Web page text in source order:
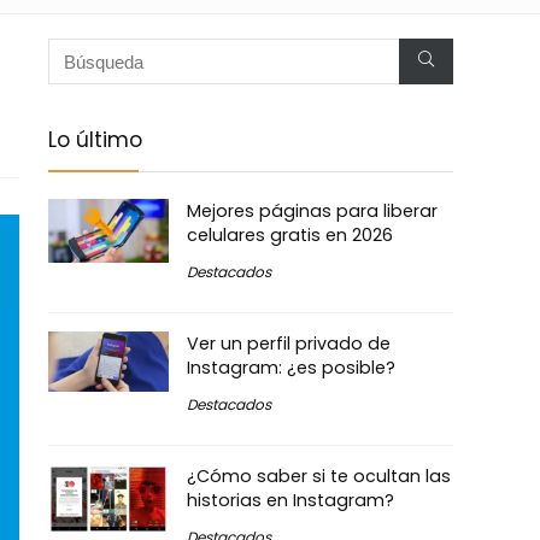
Lo último
Mejores páginas para liberar
celulares gratis en 2026
Destacados
Ver un perfil privado de
Instagram: ¿es posible?
Destacados
¿Cómo saber si te ocultan las
historias en Instagram?